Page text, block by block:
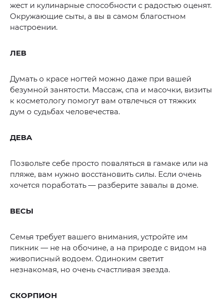
жест и кулинарные способности с радостью оценят.
Окружающие сыты, а вы в самом благостном
настроении.
ЛЕВ
Думать о красе ногтей можно даже при вашей
безумной занятости. Массаж, спа и масочки, визиты
к косметологу помогут вам отвлечься от тяжких
дум о судьбах человечества.
ДЕВА
Позвольте себе просто поваляться в гамаке или на
пляже, вам нужно восстановить силы. Если очень
хочется поработать — разберите завалы в доме.
ВЕСЫ
Семья требует вашего внимания, устройте им
пикник — не на обочине, а на природе с видом на
живописный водоем. Одиноким светит
незнакомая, но очень счастливая звезда.
СКОРПИОН